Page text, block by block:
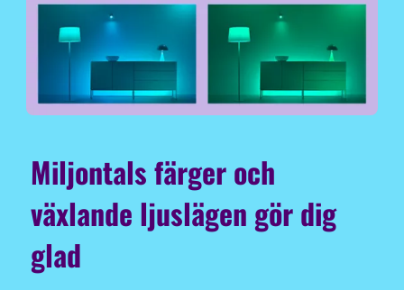
Miljontals färger och
växlande ljuslägen gör dig
glad